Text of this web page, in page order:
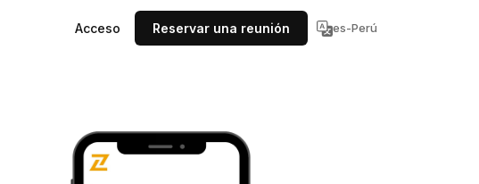
Acceso Reservar una reunión es-Perú